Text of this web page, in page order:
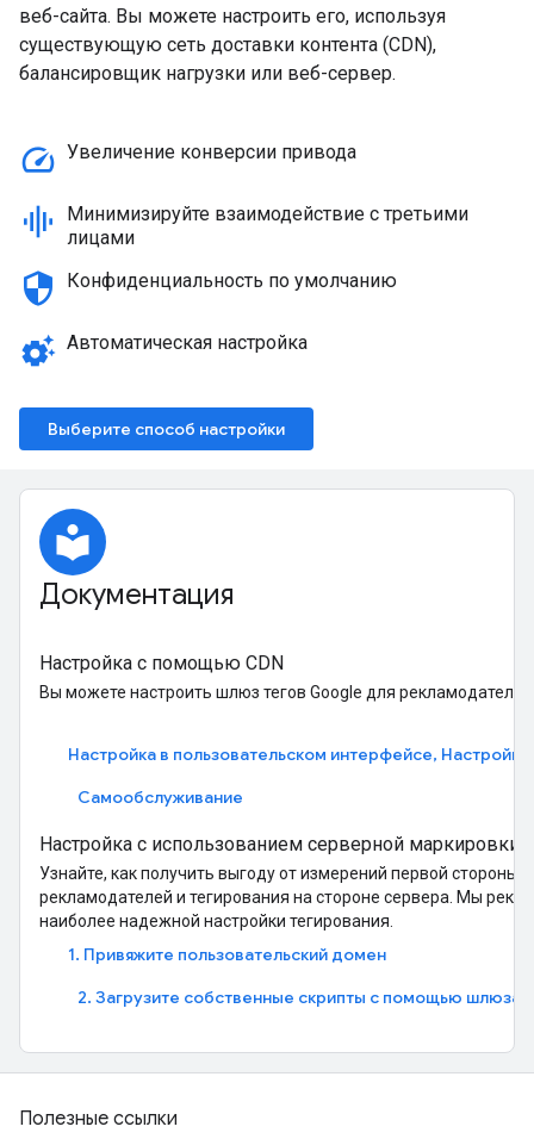
веб-сайта. Вы можете настроить его, используя
существующую сеть доставки контента (CDN),
балансировщик нагрузки или веб-сервер.
speed Увеличение конверсии привода
graphic_eq
Минимизируйте взаимодействие с третьими
лицами
security Конфиденциальность по умолчанию
settings_suggestion
Автоматическая настройка
Выберите способ настройки
local_library
Документация
Настройка с помощью CDN
Вы можете настроить шлюз тегов Google для
Настройка в пользовательском интерфейсе,
Самообслуживание
Настройка с использованием серверной маркировки
Узнайте, как получить выгоду от измерений первой
рекламодателей и тегирования на стороне сервера. Мы
наиболее надежной настройки тегирования.
1. Привяжите пользовательский домен
2. Загрузите собственные скрипты с помощью шлюза
Полезные ссылки